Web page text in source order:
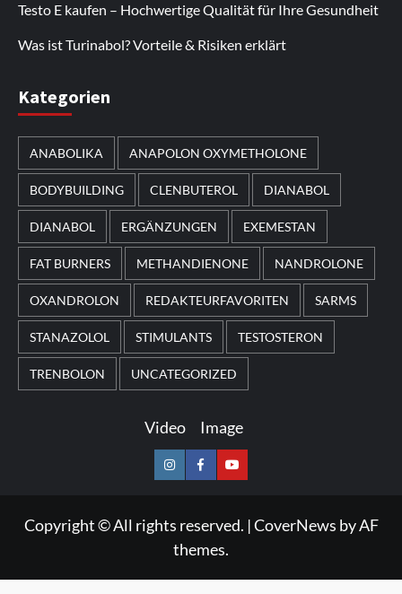
Testo E kaufen – Hochwertige Qualität für Ihre Gesundheit
Was ist Turinabol? Vorteile & Risiken erklärt
Kategorien
ANABOLIKA ANAPOLON OXYMETHOLONE
BODYBUILDING CLENBUTEROL DIANABOL
DIANABOL ERGÄNZUNGEN EXEMESTAN
FAT BURNERS METHANDIENONE NANDROLONE
OXANDROLON REDAKTEURFAVORITEN SARMS
STANAZOLOL STIMULANTS TESTOSTERON
TRENBOLON UNCATEGORIZED
Video Image
InstagramFacebookYoutube
Copyright © All rights reserved. |CoverNews by AF
themes.